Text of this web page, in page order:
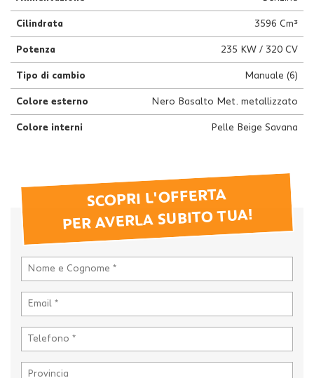
Cilindrata 3596 Cm³
Potenza 235 KW / 320 CV
Tipo di cambio Manuale (6)
Colore esterno Nero Basalto Met. metallizzato
Colore interni Pelle Beige Savana
SCOPRI L'OFFERTA
PER AVERLA SUBITO TUA!